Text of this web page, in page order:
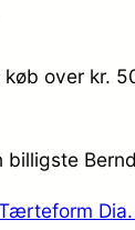
over kr.
billigste